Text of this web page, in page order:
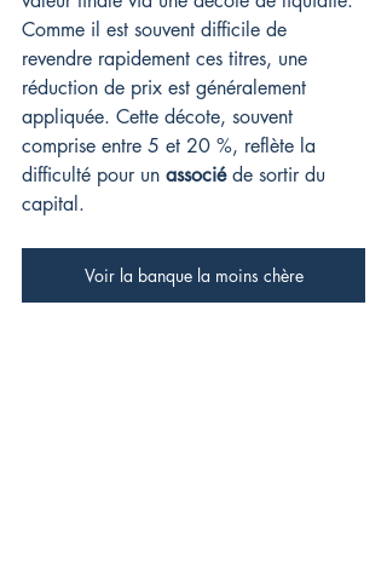
Comme il est souvent difficile de
revendre rapidement ces titres, une
réduction de prix est généralement
appliquée. Cette décote, souvent
comprise entre 5 et 20 %, reflète la
difficulté pour un associé de sortir du
capital.
Voir la banque la moins chère